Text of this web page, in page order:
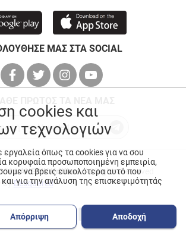
ΜΑΣ ΣΤΑ SOCIAL
ANEDIK Kritikos. All Rights Reserved
byDesquared
cookies και
τεχνολογιών
εργαλεία όπως τα cookies για να σου
κορυφαία προσωποποιημένη εμπειρία,
να βρεις ευκολότερα αυτό που
για την ανάλυση της επισκεψιμότητάς
Απόρριψη Αποδοχή